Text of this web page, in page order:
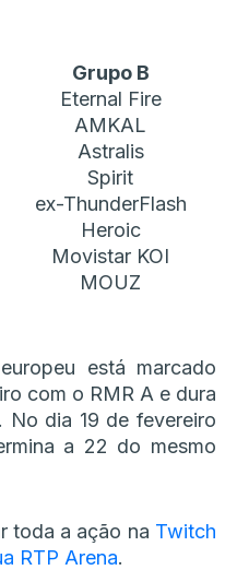
Grupo B
Eternal Fire
AMKAL
Astralis
Spirit
ex-ThunderFlash
Heroic
Movistar KOI
MOUZ
está marcado
com o RMR A e dura
No dia 19 de fevereiro
a 22 do mesmo
toda a ação na Twitch
RTP Arena.